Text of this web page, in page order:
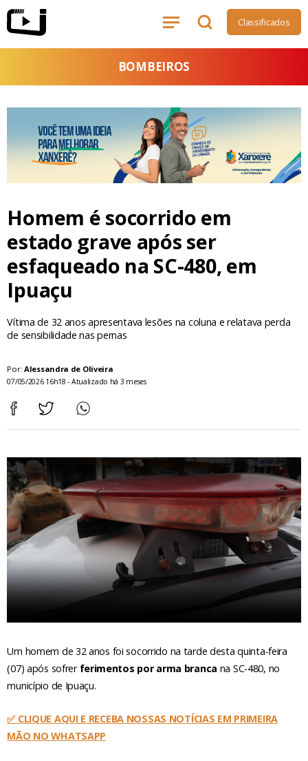
Classificados
BOMBEIROS
Homem é socorrido em
estado grave após ser
esfaqueado na SC-480, em
Ipuaçu
Vítima de 32 anos apresentava lesões na coluna e relatava perda
de sensibilidade nas pernas
Por: Alessandra de Oliveira
07/05/2026 16h18 - Atualizado há 3 meses
Um homem de 32 anos foi socorrido na tarde desta quinta-feira
(07) após sofrer ferimentos por arma branca na SC-480, no
município de Ipuaçu.
✅ CLIQUE AQUI E RECEBA NOSSAS NOTÍCIAS EM PRIMEIRA
MÃO NO WHATSAPP